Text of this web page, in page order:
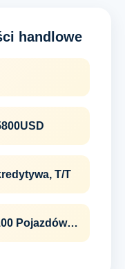
handlowe
T/T
100 Pojazdów W Siedem Dni